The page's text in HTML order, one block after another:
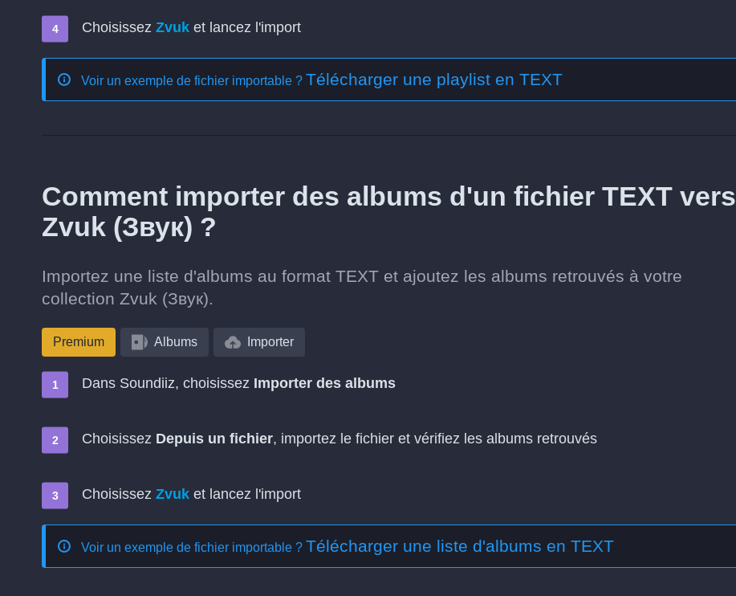
Choisissez Zvuk et lancez l'import
Voir un exemple de fichier importable ? Télécharger une playlist en TEXT
Comment importer des albums d'un fichier TEXT vers
Zvuk (Звук) ?
Importez une liste d'albums au format TEXT et ajoutez les albums retrouvés à votre
collection Zvuk (Звук).
Premium Albums Importer
Dans Soundiiz, choisissez Importer des albums
Choisissez Depuis un fichier, importez le fichier et vérifiez les albums retrouvés
Choisissez Zvuk et lancez l'import
Voir un exemple de fichier importable ? Télécharger une liste d'albums en TEXT